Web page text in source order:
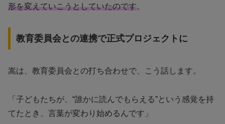
形を変えていこうとしていたのです。
教育委員会との連携で正式プロジェクトに
嵩は、教育委員会との打ち合わせで、こう話します。
「子どもたちが、“誰かに読んでもらえる”という感覚を持
てたとき、言葉が変わり始めるんです」